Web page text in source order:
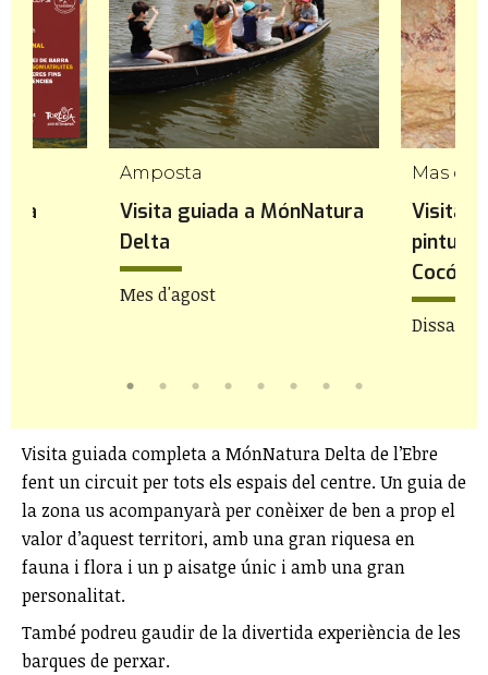
Amposta
Visita guiada a MónNatura
Delta
Mes d'agost
Mas de
Visita
Cocó
Dissabte
Visita guiada completa a MónNatura Delta de l’Ebre
fent un circuit per tots els espais del centre. Un guia de
la zona us acompanyarà per conèixer de ben a prop el
valor d’aquest territori, amb una gran riquesa en
fauna i flora i un p aisatge únic i amb una gran
personalitat.
També podreu gaudir de la divertida experiència de les
barques de perxar.